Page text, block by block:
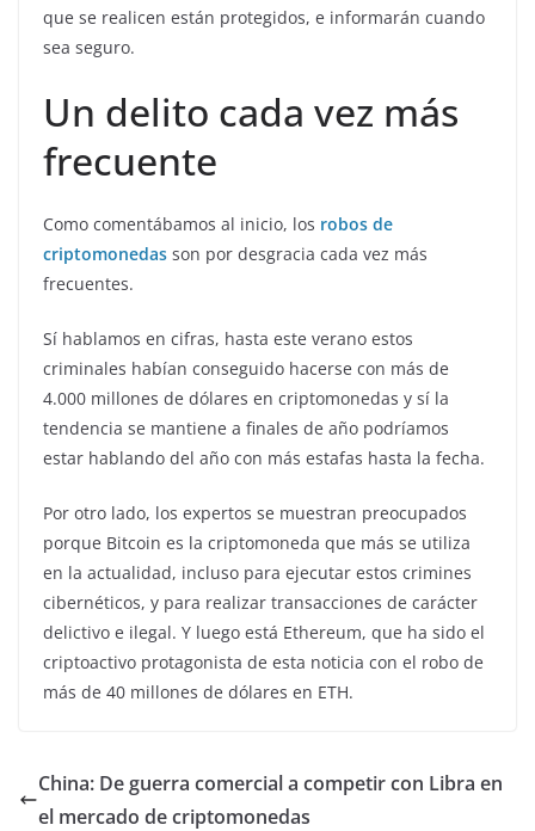
que se realicen están protegidos, e informarán cuando
sea seguro.
Un delito cada vez más
frecuente
Como comentábamos al inicio, los robos de
criptomonedas son por desgracia cada vez más
frecuentes.
Sí hablamos en cifras, hasta este verano estos
criminales habían conseguido hacerse con más de
4.000 millones de dólares en criptomonedas y sí la
tendencia se mantiene a finales de año podríamos
estar hablando del año con más estafas hasta la fecha.
Por otro lado, los expertos se muestran preocupados
porque Bitcoin es la criptomoneda que más se utiliza
en la actualidad, incluso para ejecutar estos crimines
cibernéticos, y para realizar transacciones de carácter
delictivo e ilegal. Y luego está Ethereum, que ha sido el
criptoactivo protagonista de esta noticia con el robo de
más de 40 millones de dólares en ETH.
China: De guerra comercial a competir con Libra en
el mercado de criptomonedas